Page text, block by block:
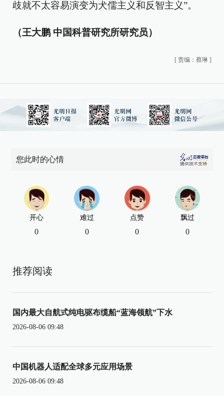
歧就不太容易演变为犬儒主义和反智主义”。
（王大鹏 中国科普研究所研究员）
[ 责编：蔡琳 ]
您此时的心情
开心
0
难过
0
点赞
0
飘过
0
推荐阅读
国内最大自航式纯电驱布缆船“蓝海领航”下水
2026-08-06 09:48
中国机器人适配全球多元应用场景
2026-08-06 09:48